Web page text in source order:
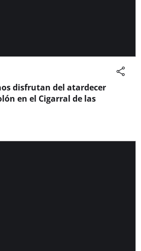
disfrutan del atardecer
en el Cigarral de las